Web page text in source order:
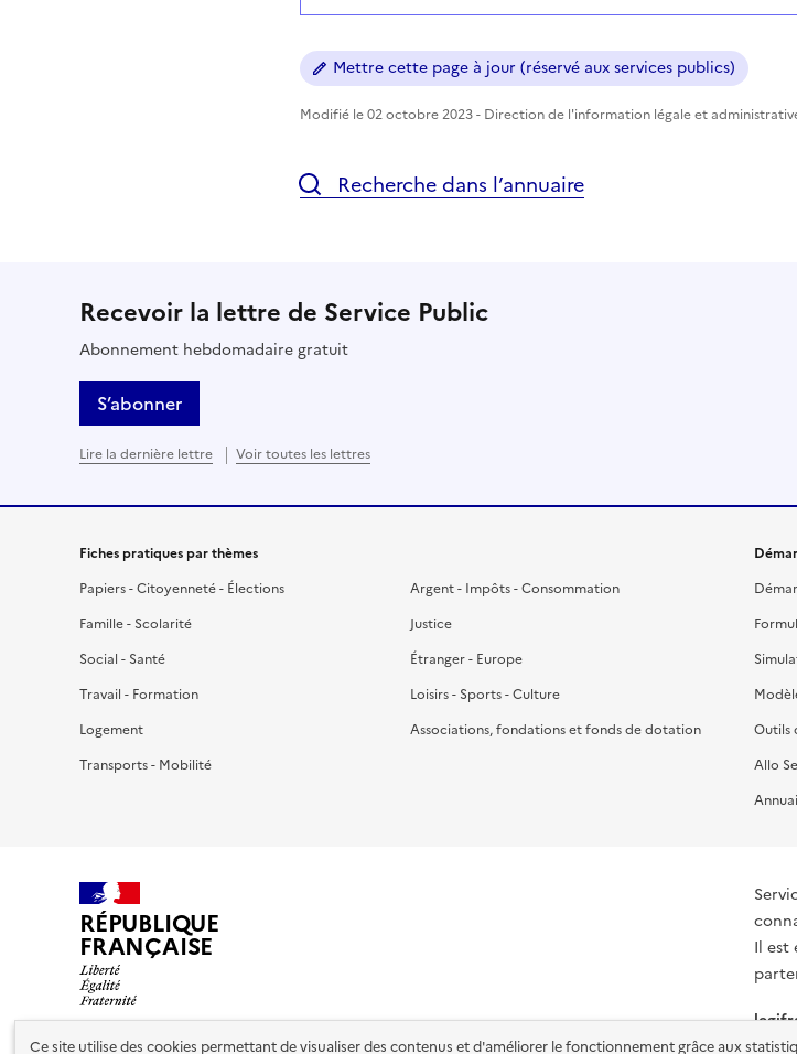
Ce site utilise des cookies permettant de visualiser des contenus et d'améliorer le fonctionnement grâce aux
Mettre cette page à jour (réservé aux services publics)
Modifié le 02 octobre 2023 - Direction de l'information légale et
Recherche dans l’annuaire
Recevoir la lettre de Service Public
Abonnement hebdomadaire gratuit
S’abonner
Lire la dernière lettre Voir toutes les lettres
Fiches pratiques par thèmes
Papiers - Citoyenneté - Élections
Famille - Scolarité
Social - Santé
Travail - Formation
Logement
Transports - Mobilité
Argent - Impôts - Consommation
Justice
Étranger - Europe
Loisirs - Sports - Culture
Associations, fondations et fonds de dotation
Outils
Allo
RÉPUBLIQUE
FRANÇAISE
Il est